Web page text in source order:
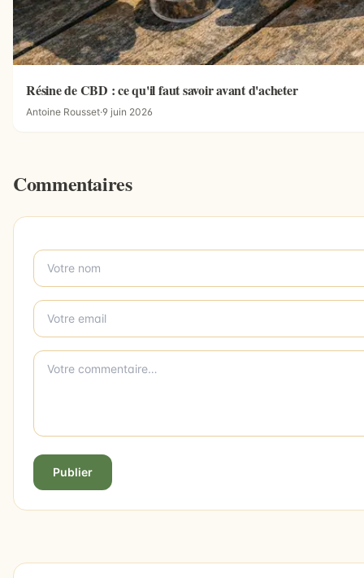
Résine de CBD : ce qu'il faut savoir avant d'acheter
Antoine Rousset·9 juin 2026
Commentaires
Publier